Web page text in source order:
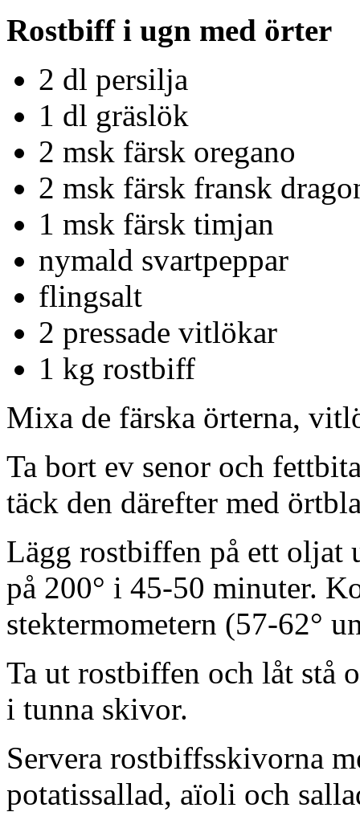
Rostbiff i ugn med örter
2 dl persilja
1 dl gräslök
2 msk färsk oregano
2 msk färsk fransk
1 msk färsk timjan
nymald svartpeppar
flingsalt
2 pressade vitlökar
1 kg rostbiff
Mixa de färska örterna,
Ta bort ev senor och
täck den därefter med
Lägg rostbiffen på ett oljat
på 200° i 45-50 minuter.
stektermometern (57-62°
Ta ut rostbiffen och låt stå
i tunna skivor.
Servera rostbiffsskivorna
potatissallad, aïoli och